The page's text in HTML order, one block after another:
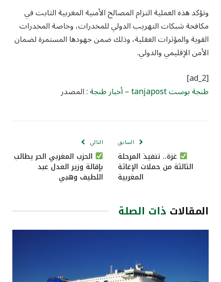
وتؤكد هذه العملية التزام المصالح الأمنية المغربية الثابت في
مكافحة شبكات التهريب الدولي للمخدرات، وخاصة المخدرات
القوية والمؤثرات العقلية، وذلك ضمن جهودها المستمرة لضمان
الأمن الإقليمي والدولي.
[ad_2]
طنجة بوست tanjapost – أخبار طنجة : المصدر
السابق
غزة.. تنفيذ المرحلة
الثالثة من حملات الإغاثة
المغربية
التالي
الحزب المغربي الحر يطالب
بإقالة وزير العدل عبد
اللطيف وهبي
المقالات ذات الصلة